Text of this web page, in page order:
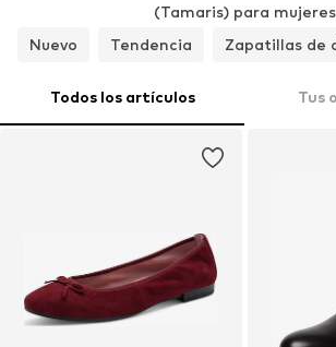
(Tamaris) para mujeres
Nuevo
Tendencia Zapatillas de
Todos los artículos Tus